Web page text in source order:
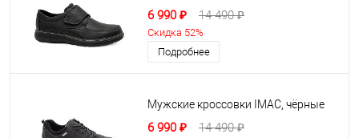
6 990 ₽ 14 490 ₽
Скидка 52%
Подробнее
Мужские кроссовки IMAC, чёрные
6 990 ₽ 14 490 ₽